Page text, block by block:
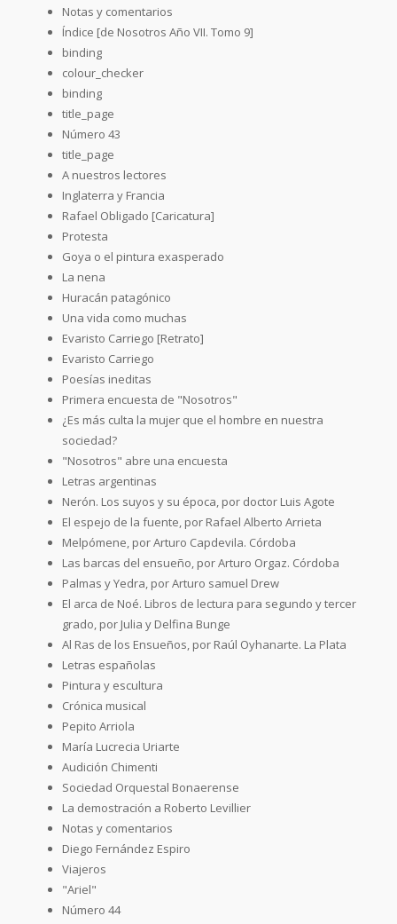
Notas y comentarios
Índice [de Nosotros Año VII. Tomo 9]
binding
colour_checker
binding
title_page
Número 43
title_page
A nuestros lectores
Inglaterra y Francia
Rafael Obligado [Caricatura]
Protesta
Goya o el pintura exasperado
La nena
Huracán patagónico
Una vida como muchas
Evaristo Carriego [Retrato]
Evaristo Carriego
Poesías ineditas
Primera encuesta de "Nosotros"
¿Es más culta la mujer que el hombre en nuestra
sociedad?
"Nosotros" abre una encuesta
Letras argentinas
Nerón. Los suyos y su época, por doctor Luis Agote
El espejo de la fuente, por Rafael Alberto Arrieta
Melpómene, por Arturo Capdevila. Córdoba
Las barcas del ensueño, por Arturo Orgaz. Córdoba
Palmas y Yedra, por Arturo samuel Drew
El arca de Noé. Libros de lectura para segundo y tercer
grado, por Julia y Delfina Bunge
Al Ras de los Ensueños, por Raúl Oyhanarte. La Plata
Letras españolas
Pintura y escultura
Crónica musical
Pepito Arriola
María Lucrecia Uriarte
Audición Chimenti
Sociedad Orquestal Bonaerense
La demostración a Roberto Levillier
Notas y comentarios
Diego Fernández Espiro
Viajeros
"Ariel"
Número 44